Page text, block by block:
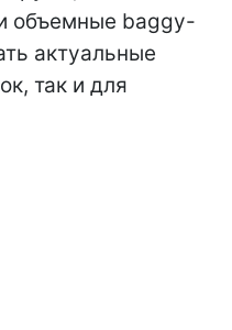
объемные baggy-
актуальные
так и для